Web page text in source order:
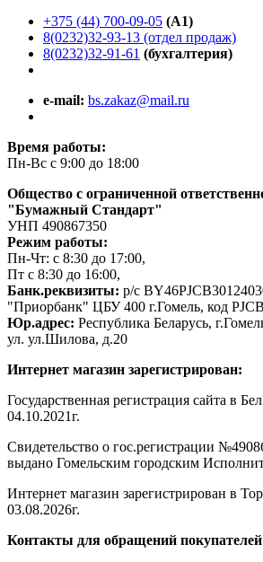
+375 (44) 700-09-05 (A1)
8(0232)32-93-13 (отдел продаж)
8(0232)32-91-61 (бухгалтерия)
e-mail: bs.zakaz@mail.ru
Время работы:
Пн-Вс с 9:00 до 18:00
Общество с ограниченной
"Бумажный Стандарт"
УНП 490867350
Режим работы:
Пн-Чт: с 8:30 до 17:00,
Пт с 8:30 до 16:00,
Банк.реквизиты: р/с
"Приорбанк" ЦБУ 400 г.Гомель, код
Юр.адрес: Республика Беларусь,
ул. ул.Шилова, д.20
Интернет магазин зарегистрирован:
Государственная регистрация сайта в
04.10.2021г.
Свидетельство о гос.регистрации
выдано Гомельским городским
Интернет магазин зарегистрирован в
03.08.2026г.
Контакты для обращений